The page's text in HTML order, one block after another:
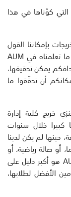
كوّناها في هذا
بإمكاننا القول
إننا نجحنا، ونحن الآن جاهزون للاستفادة من كلّ ما تعلمناه في AUM
يمكن تحقيقها،
أن تحقّقوا ما
خريج كلية إدارة
كبيرا خلال سنوات
حينها لم يكن لدينا
أو صالة رياضية، أو
مركز ثقافي أودار للأوبرا… وما نراه اليوم في AUM هو أكبر دليل على
الأفضل لطلابها،